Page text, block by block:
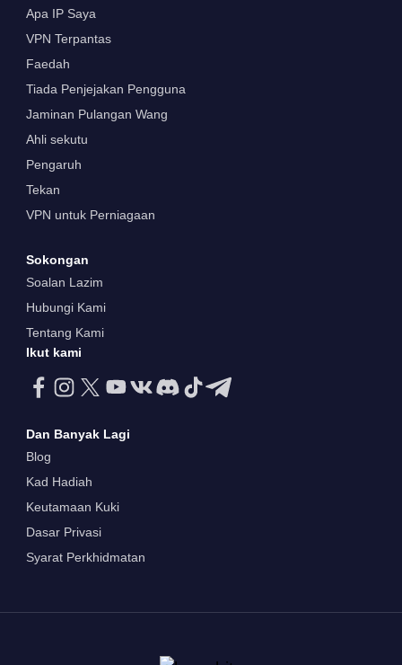
Apa IP Saya
VPN Terpantas
Faedah
Tiada Penjejakan Pengguna
Jaminan Pulangan Wang
Ahli sekutu
Pengaruh
Tekan
VPN untuk Perniagaan
Sokongan
Soalan Lazim
Hubungi Kami
Tentang Kami
Ikut kami
Dan Banyak Lagi
Blog
Kad Hadiah
Keutamaan Kuki
Dasar Privasi
Syarat Perkhidmatan